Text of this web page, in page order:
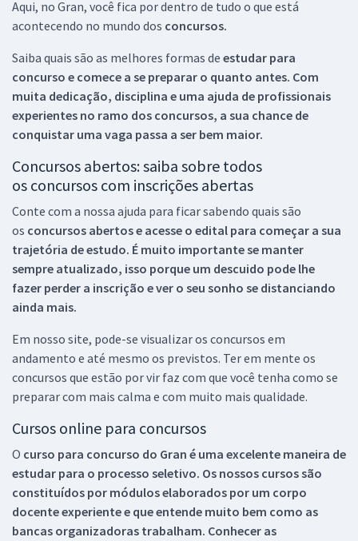
Aqui, no Gran, você fica por dentro de tudo o que está
acontecendo no mundo dos concursos.
Saiba quais são as melhores formas de estudar para
concurso e comece a se preparar o quanto antes. Com
muita dedicação, disciplina e uma ajuda de profissionais
experientes no ramo dos concursos, a sua chance de
conquistar uma vaga passa a ser bem maior.
Concursos abertos: saiba sobre todos
os concursos com inscrições abertas
Conte com a nossa ajuda para ficar sabendo quais são
os concursos abertos e acesse o edital para começar a sua
trajetória de estudo. É muito importante se manter
sempre atualizado, isso porque um descuido pode lhe
fazer perder a inscrição e ver o seu sonho se distanciando
ainda mais.
Em nosso site, pode-se visualizar os concursos em
andamento e até mesmo os previstos. Ter em mente os
concursos que estão por vir faz com que você tenha como se
preparar com mais calma e com muito mais qualidade.
Cursos online para concursos
O curso para concurso do Gran é uma excelente maneira de
estudar para o processo seletivo. Os nossos cursos são
constituídos por módulos elaborados por um corpo
docente experiente e que entende muito bem como as
bancas organizadoras trabalham. Conhecer as